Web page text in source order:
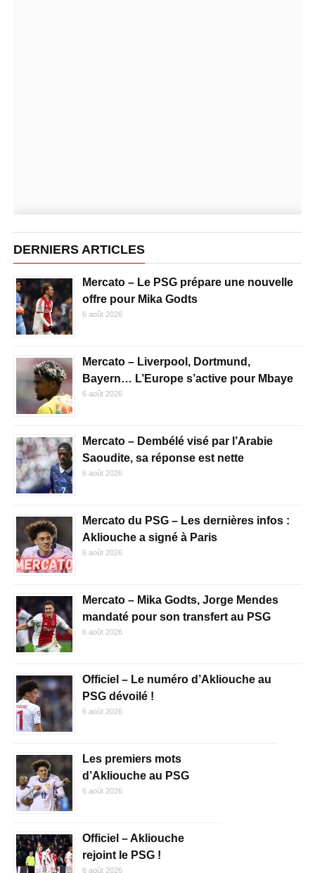
DERNIERS ARTICLES
Mercato – Le PSG prépare une nouvelle
offre pour Mika Godts
6 août 2026
Mercato – Liverpool, Dortmund,
Bayern… L’Europe s’active pour Mbaye
6 août 2026
Mercato – Dembélé visé par l’Arabie
Saoudite, sa réponse est nette
6 août 2026
Mercato du PSG – Les dernières infos :
Akliouche a signé à Paris
6 août 2026
Mercato – Mika Godts, Jorge Mendes
mandaté pour son transfert au PSG
6 août 2026
Officiel – Le numéro d’Akliouche au
PSG dévoilé !
6 août 2026
Les premiers mots
d’Akliouche au PSG
6 août 2026
Officiel – Akliouche
rejoint le PSG !
6 août 2026